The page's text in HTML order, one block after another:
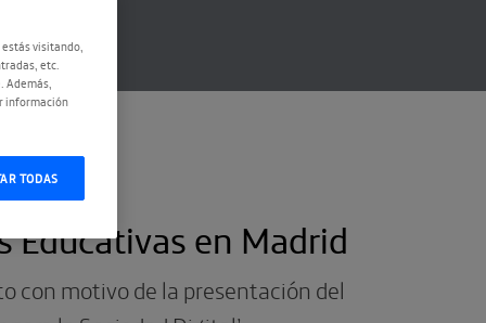
en Madrid
con motivo de la presentación del
visitando,
etc.
Además,
información
TODAS